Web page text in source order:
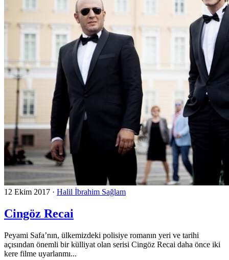
12 Ekim 2017 · Halil İbrahim Sağlam
Cingöz Recai
Peyami Safa’nın, ülkemizdeki polisiye romanın yeri ve tarihi
açısından önemli bir külliyat olan serisi Cingöz Recai daha önce iki
kere filme uyarlanmı...